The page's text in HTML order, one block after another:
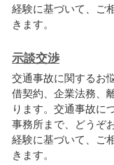
経験に基づいて、ご
きます。
示談交渉
交通事故に関するお
借契約、企業法務、
ります。交通事故に
事務所まで、どうぞ
経験に基づいて、ご
きます。